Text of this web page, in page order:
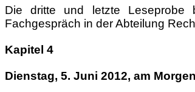
Die dritte und letzte Leseprobe
Fachgespräch in der Abteilung
Kapitel 4
Dienstag, 5. Juni 2012, am Morgen